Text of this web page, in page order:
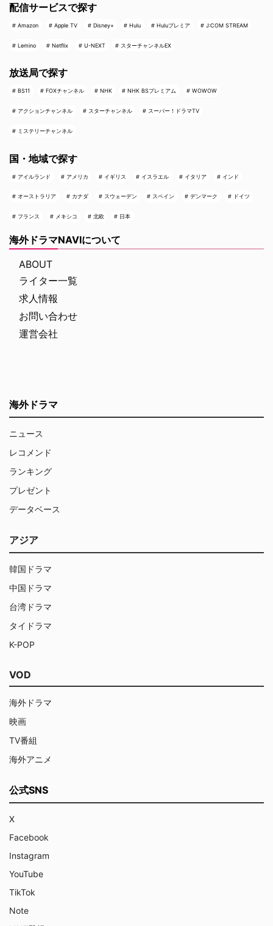
配信サービスで探す
Amazon Apple TV Disney+ Hulu Huluプレミア J:COM STREAM
Lemino Netflix U-NEXT スターチャンネルEX
放送局で探す
BS11 FOXチャンネル NHK NHK BSプレミアム WOWOW
アクションチャンネル スターチャンネル スーパー！ドラマTV
ミステリーチャンネル
国・地域で探す
アイルランド アメリカ イギリス イスラエル イタリア インド
オーストラリア カナダ スウェーデン スペイン デンマーク ドイツ
フランス メキシコ 北欧 日本
海外ドラマNAVIについて
ABOUT
ライター一覧
求人情報
お問い合わせ
運営会社
海外ドラマ
ニュース
レコメンド
ランキング
プレゼント
データベース
アジア
韓国ドラマ
中国ドラマ
台湾ドラマ
タイドラマ
K-POP
VOD
海外ドラマ
映画
TV番組
海外アニメ
公式SNS
X
Facebook
Instagram
YouTube
TikTok
Note